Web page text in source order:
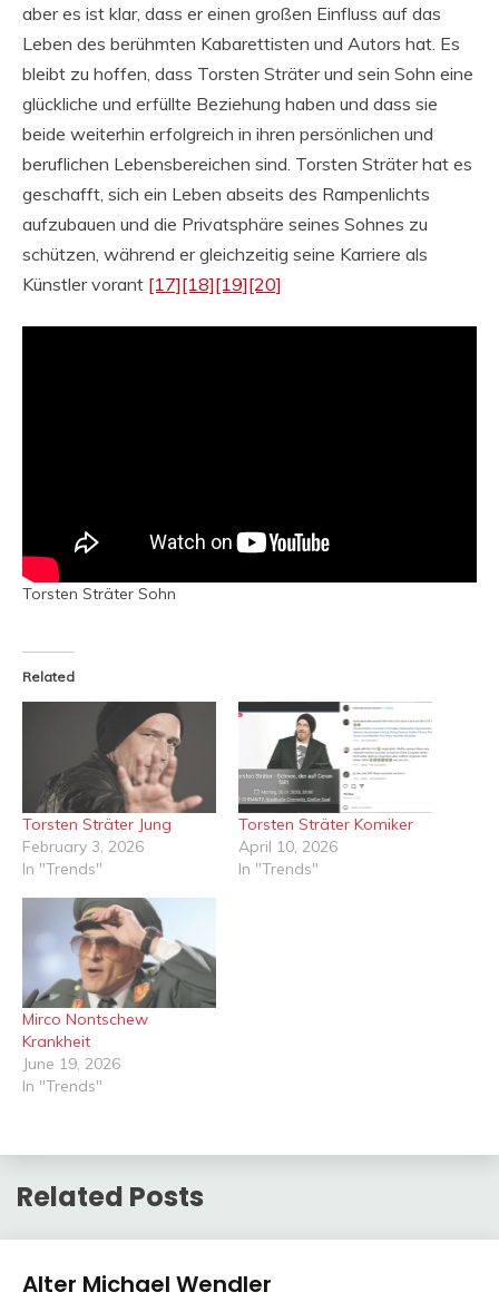
aber es ist klar, dass er einen großen Einfluss auf das
Leben des berühmten Kabarettisten und Autors hat. Es
bleibt zu hoffen, dass Torsten Sträter und sein Sohn eine
glückliche und erfüllte Beziehung haben und dass sie
beide weiterhin erfolgreich in ihren persönlichen und
beruflichen Lebensbereichen sind. Torsten Sträter hat es
geschafft, sich ein Leben abseits des Rampenlichts
aufzubauen und die Privatsphäre seines Sohnes zu
schützen, während er gleichzeitig seine Karriere als
Künstler vorant [17][18][19][20]
Torsten Sträter Sohn
Related
Torsten Sträter Jung
February 3, 2026
In "Trends"
Torsten Sträter Komiker
April 10, 2026
In "Trends"
Mirco Nontschew
Krankheit
June 19, 2026
In "Trends"
Related Posts
Trends
Alter Michael Wendler